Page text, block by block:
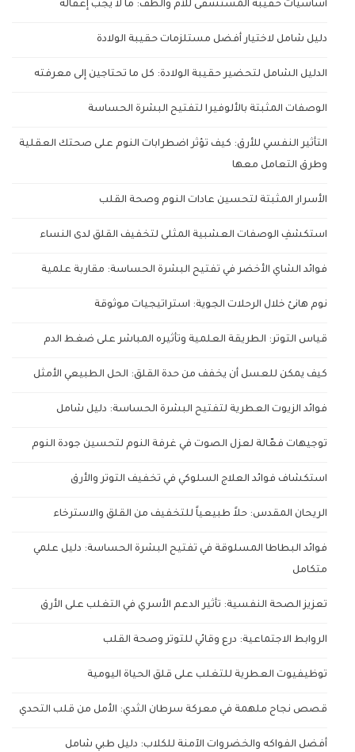
أساسيات حقيبة المستشفى للأم والطف: ما لا يجب إغفاله
دليل شامل لاختيار أفضل مستلزمات حقيبة الولادة
الدليل الشامل لتحضير حقيبة الولادة: كل ما تحتاجين إلى معرفته
الوصفات المثبتة بالألوفيرا لتفتيح البشرة الحساسة
التأثير النفسي للأرق: كيف تؤثر اضطرابات النوم على صحتك العقلية
وطرق التعامل معها
الأسرار المثبتة لتحسين عادات النوم وصحة القلب
استكشفِ الوصفات العشبية المثلى لتخفيف القلق لدى النساء
فوائد الشاي الأخضر في تفتيح البشرة الحساسة: مقاربة علمية
نوم هانئ خلال الرحلات الجوية: استراتيجيات موثوقة
قياس التوتر: الطريقة العلمية وتأثيره المباشر على ضغط الدم
كيف يمكن للعسل أن يخفف من حدة القلق: الحل الطبيعي الأمثل
فوائد الزيوت العطرية لتفتيح البشرة الحساسة: دليل شامل
توجيهات فعّالة لعزل الصوت في غرفة النوم لتحسين جودة النوم
استكشاف فوائد العلاج السلوكي في تخفيف التوتر والأرق
الريحان المقدس: حلاً طبيعياً للتخفيف من القلق والاسترخاء
فوائد البطاطا المسلوقة في تفتيح البشرة الحساسة: دليل علمي
متكامل
تعزيز الصحة النفسية: تأثير الدعم الأسري في التغلب على الأرق
الروابط الاجتماعية: درع وقائي للتوتر وصحة القلب
توظيفيوت العطرية للتغلب على قلق الحياة اليومية
قصص نجاح ملهمة في معركة سرطان الثدي: الأمل من قلب التحدي
أفضل الفواكه والخضروات الآمنة للكلاب: دليل طبي شامل